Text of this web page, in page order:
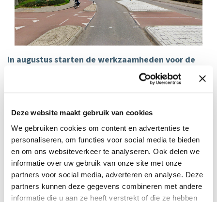
Deze website maakt gebruik van cookies
We gebruiken cookies om content en advertenties te
personaliseren, om functies voor social media te bieden
en om ons websiteverkeer te analyseren. Ook delen we
informatie over uw gebruik van onze site met onze
partners voor social media, adverteren en analyse. Deze
partners kunnen deze gegevens combineren met andere
informatie die u aan ze heeft verstrekt of die ze hebben
In augustus starten de werkzaamheden voor de
aanleg van de rotonde Heyendaalseweg/
Houtlaan/Kwekerijweg. Eerst gaat BAM in opdracht
kabels en leidingen. Daarna wordt de rotonde zelf
aangelegd. De werkzaamheden duren naar
verwachting tot 13 november. Gedurende de hele
periode is het kruispunt Houtlaan,
Heyendaalseweg, Kwekerijweg afgesloten voor
verkeer en zijn er omleidingsroutes.
Het kruispunt Houtlaan, Heyendaalseweg, Kwekerijweg